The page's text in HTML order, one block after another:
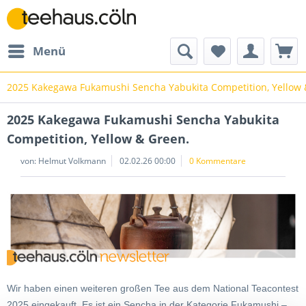
Menü
2025 Kakegawa Fukamushi Sencha Yabukita Competition, Yellow
2025 Kakegawa Fukamushi Sencha Yabukita
Competition, Yellow & Green.
von: Helmut Volkmann 02.02.26 00:00 0 Kommentare
Wir haben einen weiteren großen Tee aus dem National Teacontest